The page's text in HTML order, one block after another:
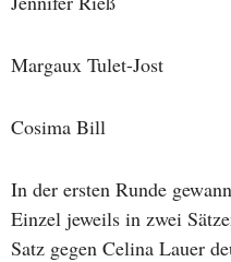
Margaux Tulet-Jost
Cosima Bill
In der ersten Runde
Einzel jeweils in zwei
Satz gegen Celina Lauer